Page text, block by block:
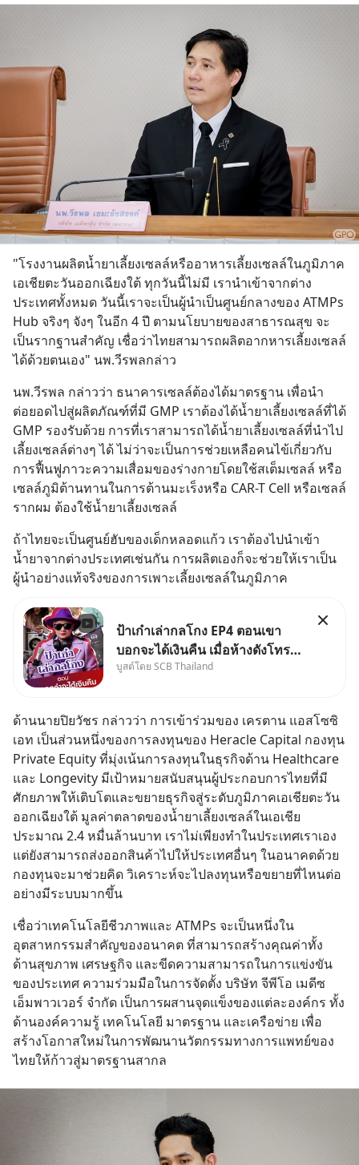
"โรงงานผลิตน้ำยาเลี้ยงเซลล์หรืออาหารเลี้ยงเซลล์ในภูมิภาค
เอเชียตะวันออกเฉียงใต้ ทุกวันนี้ไม่มี เรานำเข้าจากต่าง
ประเทศทั้งหมด วันนี้เราจะเป็นผู้นำเป็นศูนย์กลางของ ATMPs
Hub จริงๆ จังๆ ในอีก 4 ปี ตามนโยบายของสาธารณสุข จะ
เป็นรากฐานสำคัญ เชื่อว่าไทยสามารถผลิตอากหารเลี้ยงเซลล์
ได้ด้วยตนเอง" นพ.วีรพลกล่าว
นพ.วีรพล กล่าวว่า ธนาคารเซลล์ต้องได้มาตรฐาน เพื่อนำ
ต่อยอดไปสู่ผลิตภัณฑ์ที่มี GMP เราต้องได้น้ำยาเลี้ยงเซลล์ที่ได้
GMP รองรับด้วย การที่เราสามารถได้น้ำยาเลี้ยงเซลล์ที่นำไป
เลี้ยงเซลล์ต่างๆ ได้ ไม่ว่าจะเป็นการช่วยเหลือคนไข้เกี่ยวกับ
การฟื้นฟูภาวะความเสื่อมของร่างกายโดยใช้สเต็มเซลล์ หรือ
เซลล์ภูมิต้านทานในการต้านมะเร็งหรือ CAR-T Cell หรือเซลล์
รากผม ต้องใช้น้ำยาเลี้ยงเซลล์
ถ้าไทยจะเป็นศูนย์ฮับของเด็กหลอดแก้ว เราต้องไปนำเข้า
น้ำยาจากต่างประเทศเช่นกัน การผลิตเองก็จะช่วยให้เราเป็น
ผู้นำอย่างแท้จริงของการเพาะเลี้ยงเซลล์ในภูมิภาค
ป้าเก๋าเล่ากลโกง EP4 ตอนเขา
บอกจะได้เงินคืน เมื่อห้างดังโทร
หาคุณวิยะดา แจ้งเรื่องเคลมสินค้า
คำตอบได้ที่ “ป้าเก๋าเล่ากลโกง”
EP4 ตอน “เขา
บูสต์โดย SCB Thailand
ด้านนายปิยวัชร กล่าวว่า การเข้าร่วมของ เครตาน แอสโซซิ
เอท เป็นส่วนหนึ่งของการลงทุนของ Heracle Capital กองทุน
Private Equity ที่มุ่งเน้นการลงทุนในธุรกิจด้าน Healthcare
และ Longevity มีเป้าหมายสนับสนุนผู้ประกอบการไทยที่มี
ศักยภาพให้เติบโตและขยายธุรกิจสู่ระดับภูมิภาคเอเชียตะวัน
ออกเฉียงใต้ มูลค่าตลาดของน้ำยาเลี้ยงเซลล์ในเอเชีย
ประมาณ 2.4 หมื่นล้านบาท เราไม่เพียงทำในประเทศเราเอง
แต่ยังสามารถส่งออกสินค้าไปให้ประเทศอื่นๆ ในอนาคตด้วย
กองทุนจะมาช่วยคิด วิเคราะห์จะไปลงทุนหรือขยายที่ไหนต่อ
อย่างมีระบบมากขึ้น
เชื่อว่าเทคโนโลยีชีวภาพและ ATMPs จะเป็นหนึ่งใน
อุตสาหกรรมสำคัญของอนาคต ที่สามารถสร้างคุณค่าทั้ง
ด้านสุขภาพ เศรษฐกิจ และขีดความสามารถในการแข่งขัน
ของประเทศ ความร่วมมือในการจัดตั้ง บริษัท จีพีโอ เมดีซ
เอ็มพาวเวอร์ จำกัด เป็นการผสานจุดแข็งของแต่ละองค์กร ทั้ง
ด้านองค์ความรู้ เทคโนโลยี มาตรฐาน และเครือข่าย เพื่อ
สร้างโอกาสใหม่ในการพัฒนานวัตกรรมทางการแพทย์ของ
ไทยให้ก้าวสู่มาตรฐานสากล